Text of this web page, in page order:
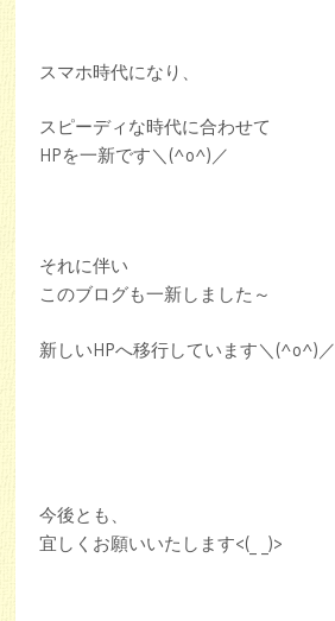
スマホ時代になり、
スピーディな時代に合わせて
HPを一新です＼(^o^)／
それに伴い
このブログも一新しました～
新しいHPへ移行しています＼(^o^)／
今後とも、
宜しくお願いいたします<(_ _)>